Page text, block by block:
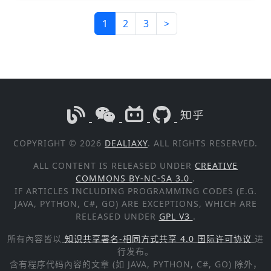
1 2 3 >
COPYRIGHT © 2026 DEALIAXY. ALL RIGHTS RESERVED.
ALL CONTENT IS RELEASED UNDER CREATIVE
COMMONS BY-NC-SA 3.0 .
IF ARTICLES INCLUDING PROGRAMMING CODES (E.G.
JAVA, PYTHON, C#, GO) ARE EXCEPTIONS, WHICH ARE
RELEASED UNDER GPL V3 .
所有內容皆以 知识共享署名-相同方式共享 4.0 国际许可协议 进
行发布。
含有程序代码內容的文章 (如 JAVA, PYTHON, C#, GO) 除外，